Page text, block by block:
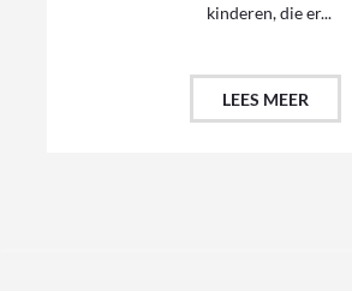
kinderen, die er...
LEES MEER